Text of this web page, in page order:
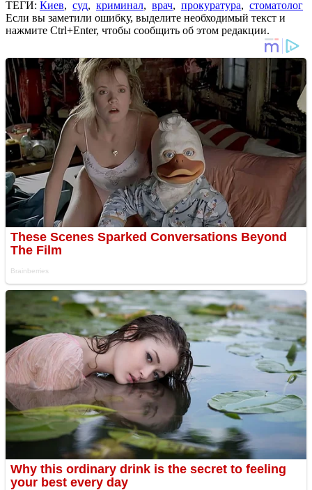
ТЕГИ: Киев, суд, криминал, врач, прокуратура, стоматолог
Если вы заметили ошибку, выделите необходимый текст и
нажмите Ctrl+Enter, чтобы сообщить об этом редакции.